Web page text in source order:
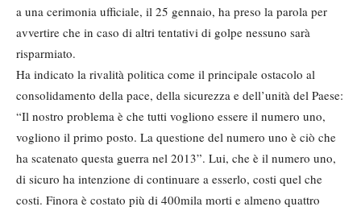
a una cerimonia ufficiale, il 25 gennaio, ha preso la parola per
avvertire che in caso di altri tentativi di golpe nessuno sarà
risparmiato.
Ha indicato la rivalità politica come il principale ostacolo al
consolidamento della pace, della sicurezza e dell’unità del Paese:
“Il nostro problema è che tutti vogliono essere il numero uno,
vogliono il primo posto. La questione del numero uno è ciò che
ha scatenato questa guerra nel 2013”. Lui, che è il numero uno,
di sicuro ha intenzione di continuare a esserlo, costi quel che
costi. Finora è costato più di 400mila morti e almeno quattro